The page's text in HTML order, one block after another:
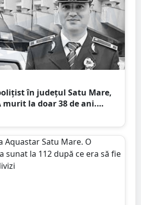
în județul Satu Mare,
murit la doar 38 de ani.